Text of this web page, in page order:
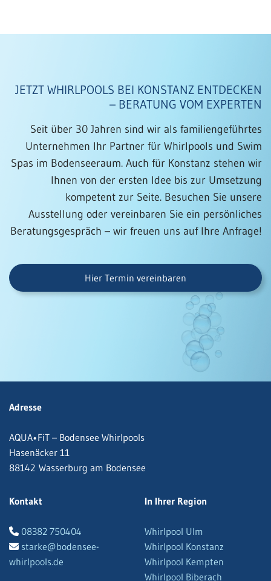
JETZT WHIRLPOOLS BEI KONSTANZ ENTDECKEN
– BERATUNG VOM EXPERTEN
Seit über 30 Jahren sind wir als familiengeführtes
Unternehmen Ihr Partner für Whirlpools und Swim
Spas im Bodenseeraum. Auch für Konstanz stehen wir
Ihnen von der ersten Idee bis zur Umsetzung
kompetent zur Seite. Besuchen Sie unsere
Ausstellung oder vereinbaren Sie ein persönliches
Beratungsgespräch – wir freuen uns auf Ihre Anfrage!
Hier Termin vereinbaren
Adresse
AQUA•FiT – Bodensee Whirlpools
Hasenäcker 11
88142 Wasserburg am Bodensee
Kontakt
 08382 750404
 starke@bodensee-
whirlpools.de
In Ihrer Region
Whirlpool Ulm
Whirlpool Konstanz
Whirlpool Kempten
Whirlpool Biberach